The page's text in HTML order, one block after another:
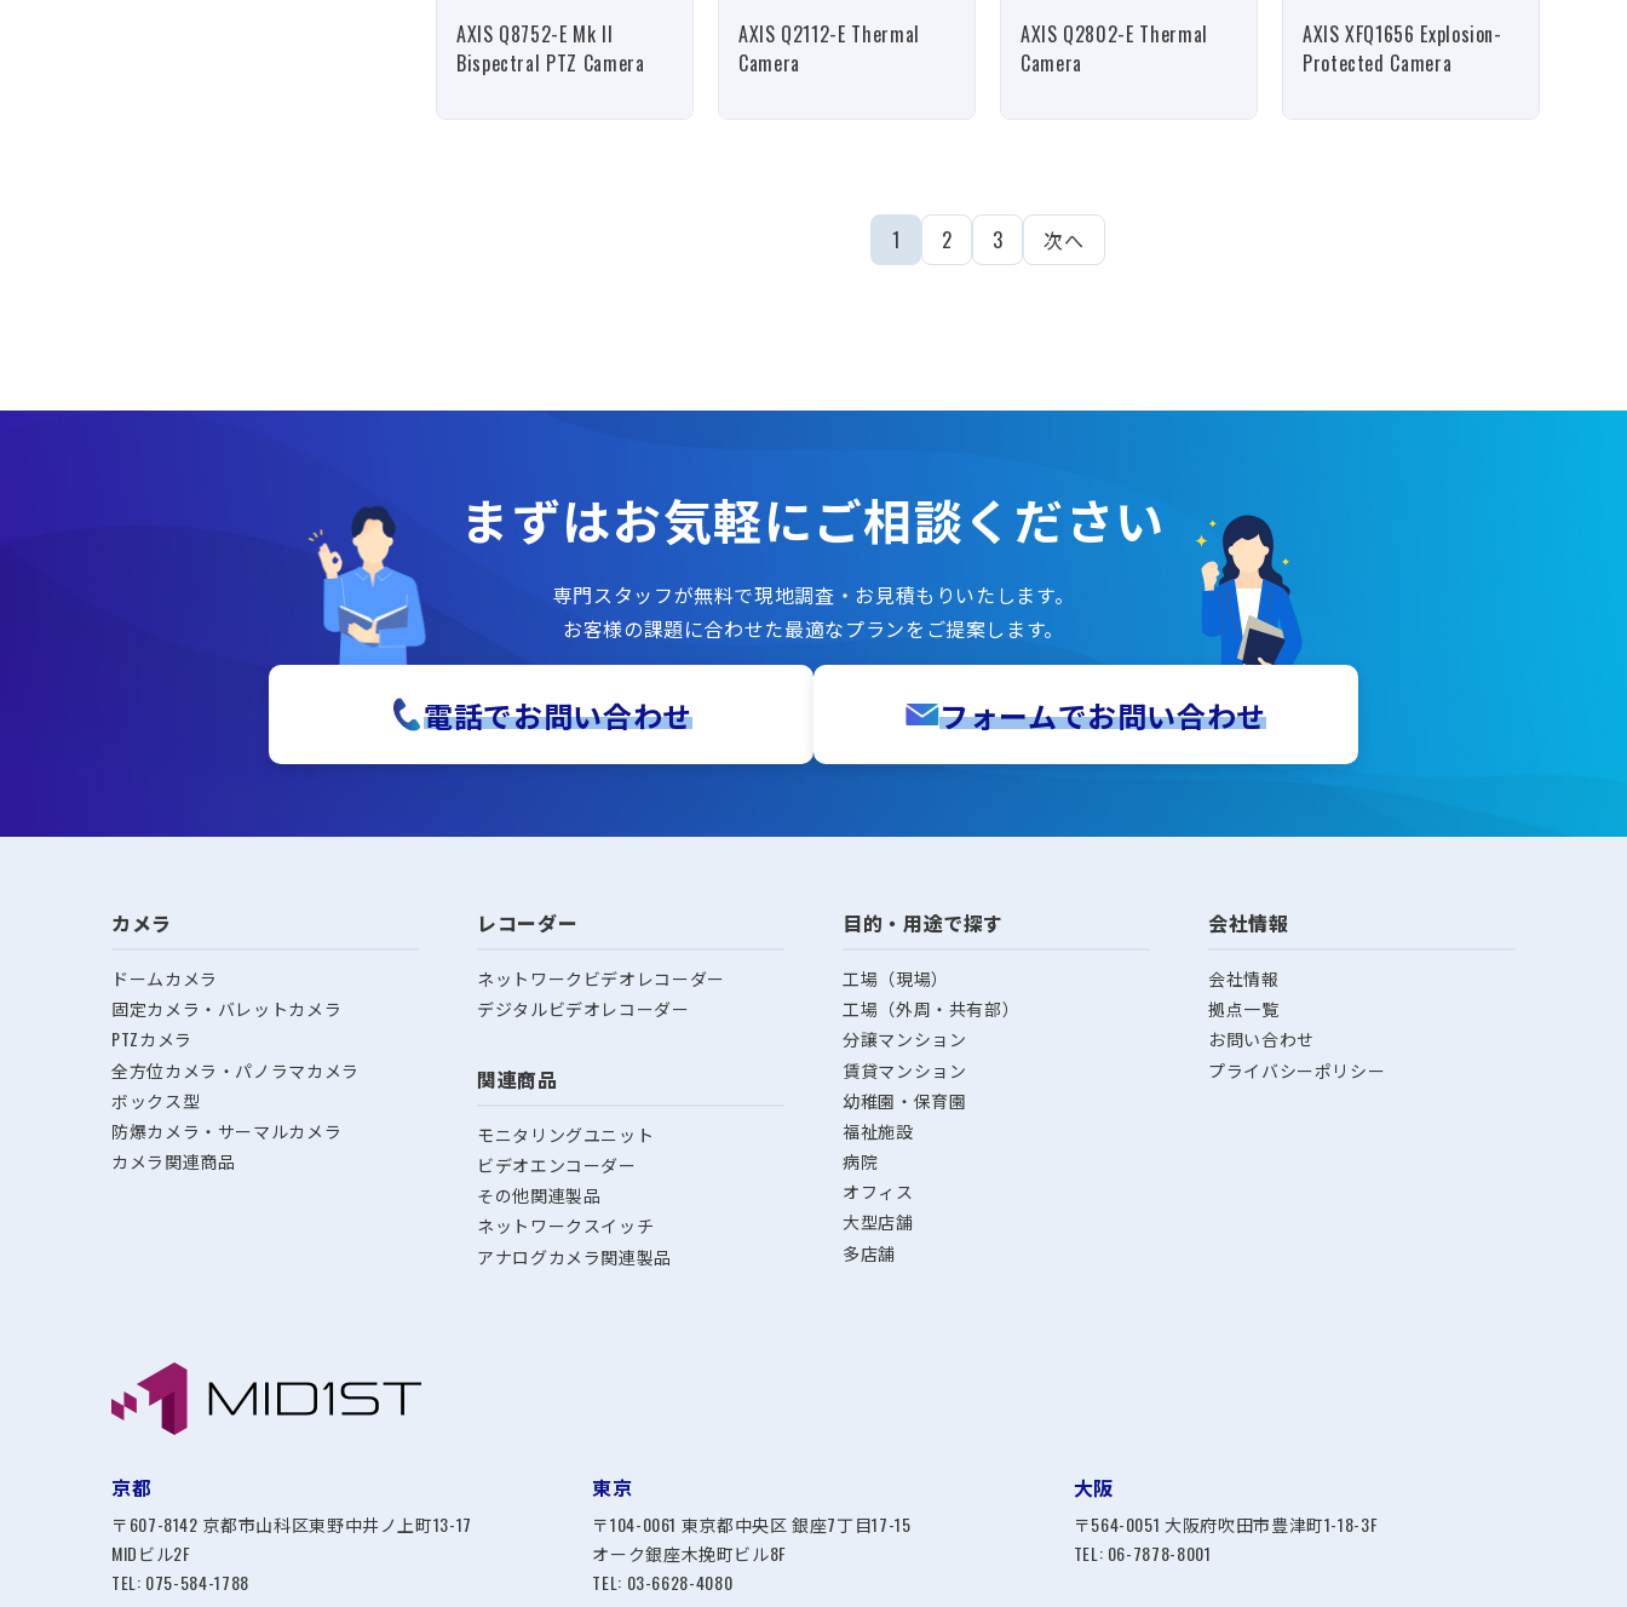
AXIS Q8752-E Mk II
Bispectral PTZ Camera
AXIS Q2112-E Thermal
Camera
AXIS Q2802-E Thermal
Camera
AXIS XFQ1656 Explosion-
Protected Camera
1 2 3 次へ
まずはお気軽にご相談ください
専門スタッフが無料で現地調査・お見積もりいたします。
お客様の課題に合わせた最適なプランをご提案します。
電話でお問い合わせ フォームでお問い合わせ
カメラ
ドームカメラ
固定カメラ・バレットカメラ
PTZカメラ
全方位カメラ・パノラマカメラ
ボックス型
防爆カメラ・サーマルカメラ
カメラ関連商品
レコーダー
ネットワークビデオレコーダー
デジタルビデオレコーダー
関連商品
モニタリングユニット
ビデオエンコーダー
その他関連製品
ネットワークスイッチ
アナログカメラ関連製品
目的・用途で探す
工場（現場）
工場（外周・共有部）
分譲マンション
賃貸マンション
幼稚園・保育園
福祉施設
病院
オフィス
大型店舗
多店舗
会社情報
会社情報
拠点一覧
お問い合わせ
プライバシーポリシー
京都
〒607-8142 京都市山科区東野中井ノ上町13-17
MIDビル2F
TEL: 075-584-1788
東京
〒104-0061 東京都中央区 銀座7丁目17-15
オーク銀座木挽町ビル8F
TEL: 03-6628-4080
大阪
〒564-0051 大阪府吹田市豊津町1-18-3F
TEL: 06-7878-8001